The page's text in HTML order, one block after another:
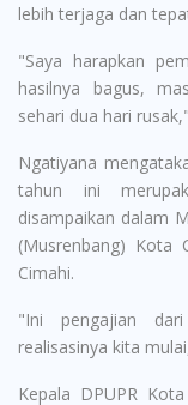
lebih terjaga dan
"Saya harapkan
hasilnya bagus,
sehari dua hari
Ngatiyana
tahun ini
disampaikan dalam
(Musrenbang) Kota
Cimahi.
"Ini pengajian
realisasinya kita
Kepala DPUPR